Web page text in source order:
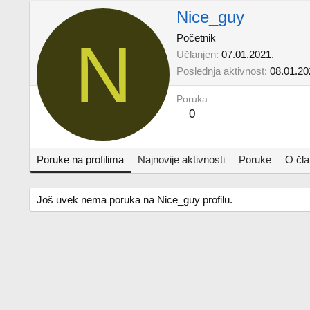
N
Nice_guy
Početnik
Učlanjen 07.01.2021.
Poslednja aktivnost
Poruka
0
Poruke na profilima Najnovije aktivnosti Poruke O
Još uvek nema poruka na Nice_guy profilu.